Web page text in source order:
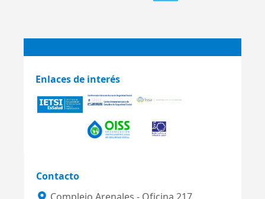
Enlaces de interés
Contacto